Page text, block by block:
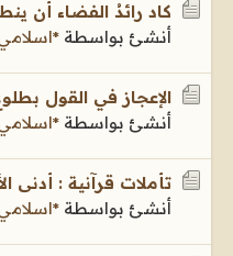
كاد رائدُ الفضاء أن
أنشئ بواسطة
الإعجاز في القول
أنشئ بواسطة
تأملات قرآنية : أدنى
أنشئ بواسطة